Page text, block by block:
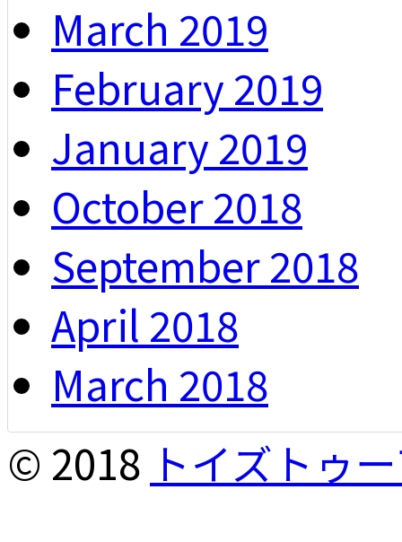
March 2019
February 2019
January 2019
October 2018
September 2018
April 2018
March 2018
© 2018 トイズトゥ